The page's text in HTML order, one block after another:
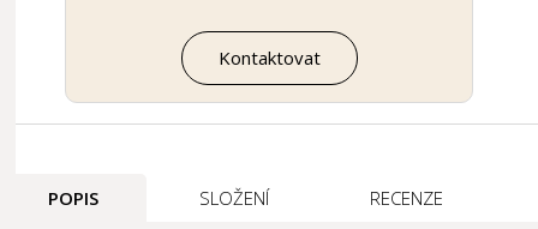
Kontaktovat
POPIS SLOŽENÍ RECENZE